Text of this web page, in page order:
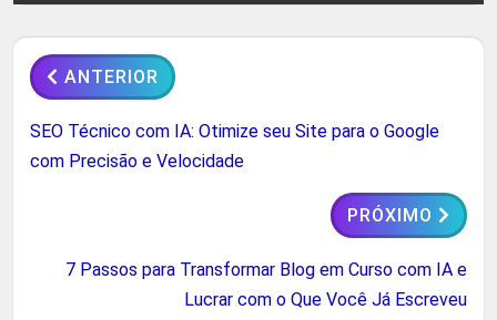
ANTERIOR
SEO Técnico com IA: Otimize seu Site para o Google
com Precisão e Velocidade
PRÓXIMO
7 Passos para Transformar Blog em Curso com IA e
Lucrar com o Que Você Já Escreveu